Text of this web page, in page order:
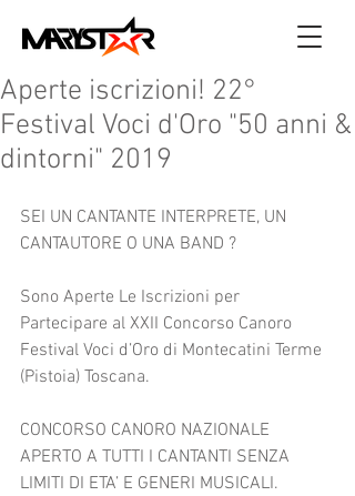
Aperte iscrizioni! 22°
Festival Voci d'Oro "50 anni &
dintorni" 2019
SEI UN CANTANTE INTERPRETE, UN
CANTAUTORE O UNA BAND ?
Sono Aperte Le Iscrizioni per
Partecipare al XXII Concorso Canoro
Festival Voci d’Oro di Montecatini Terme
(Pistoia) Toscana.
CONCORSO CANORO NAZIONALE
APERTO A TUTTI I CANTANTI SENZA
LIMITI DI ETA’ E GENERI MUSICALI.